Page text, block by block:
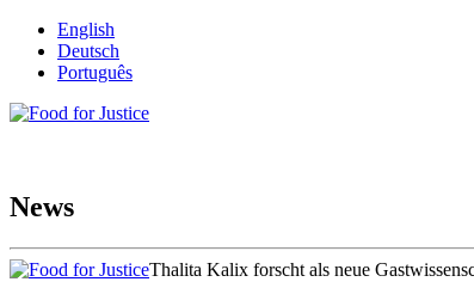
English
Deutsch
Português
News
Thalita Kalix forscht als neue